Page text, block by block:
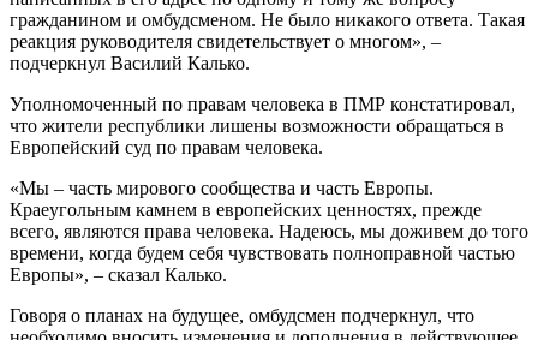
гражданином и омбудсменом. Не было никакого ответа. Такая
реакция руководителя свидетельствует о многом», –
подчеркнул Василий Калько.
Уполномоченный по правам человека в ПМР констатировал,
что жители республики лишены возможности обращаться в
Европейский суд по правам человека.
«Мы – часть мирового сообщества и часть Европы.
Краеугольным камнем в европейских ценностях, прежде
всего, являются права человека. Надеюсь, мы доживем до того
времени, когда будем себя чувствовать полноправной частью
Европы», – сказал Калько.
Говоря о планах на будущее, омбудсмен подчеркнул, что